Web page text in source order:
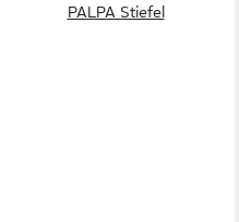
PALPA Stiefel